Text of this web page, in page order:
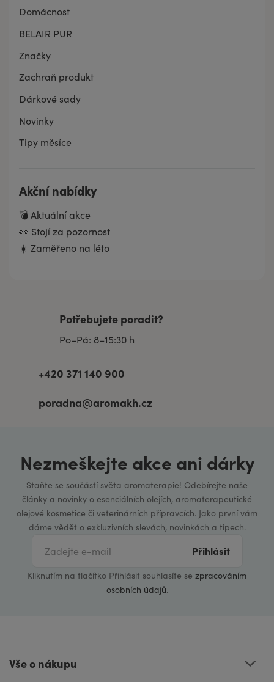
Domácnost
BELAIR PUR
Značky
Zachraň produkt
Dárkové sady
Novinky
Tipy měsíce
Akční nabídky
💣 Aktuální akce
👀 Stojí za pozornost
☀️ Zaměřeno na léto
Potřebujete poradit?
Po–Pá: 8–15:30 h
+420 371 140 900
poradna@aromakh.cz
Nezmeškejte akce ani dárky
Staňte se součástí světa aromaterapie! Odebírejte naše
články a novinky o esenciálních olejích, aromaterapeutické
olejové kosmetice či veterinárních přípravcích. Jako první vám
dáme vědět o exkluzivních slevách, novinkách a tipech.
Přihlásit
Kliknutím na tlačítko Přihlásit souhlasíte se zpracováním
osobních údajů.
Vše o nákupu